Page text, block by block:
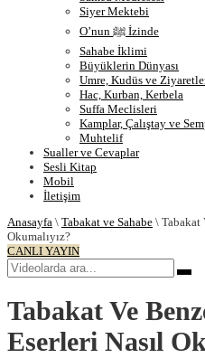
Siyer Mektebi
O’nun ﷺ İzinde
Sahabe İklimi
Büyüklerin Dünyası
Umre, Kudüs ve
Hac, Kurban, Kerbela
Suffa Meclisleri
Kamplar, Çalıştay ve
Muhtelif
Sualler ve Cevaplar
Sesli Kitap
Mobil
İletişim
Anasayfa \ Tabakat ve Sahabe \ Tabakat
Okumalıyız?
CANLI YAYIN
Tabakat Ve
Eserleri Nasıl